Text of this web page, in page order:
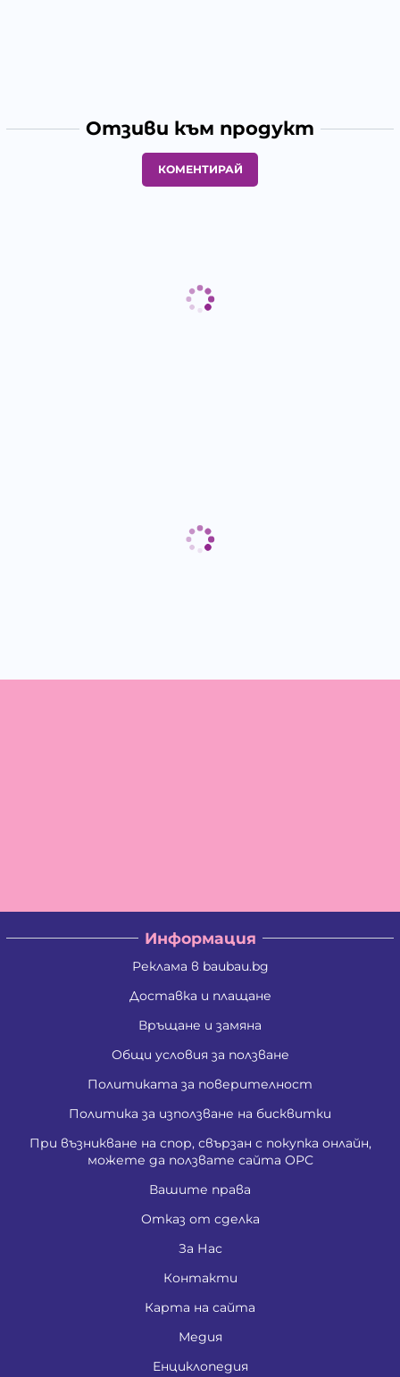
Отзиви към продукт
КОМЕНТИРАЙ
Информация
Реклама в baubau.bg
Доставка и плащане
Връщане и замяна
Общи условия за ползване
Политиката за поверителност
Политика за използване на бисквитки
При възникване на спор, свързан с покупка онлайн,
можете да ползвате сайта ОРС
Вашите права
Отказ от сделка
За Нас
Контакти
Карта на сайта
Медия
Енциклопедия